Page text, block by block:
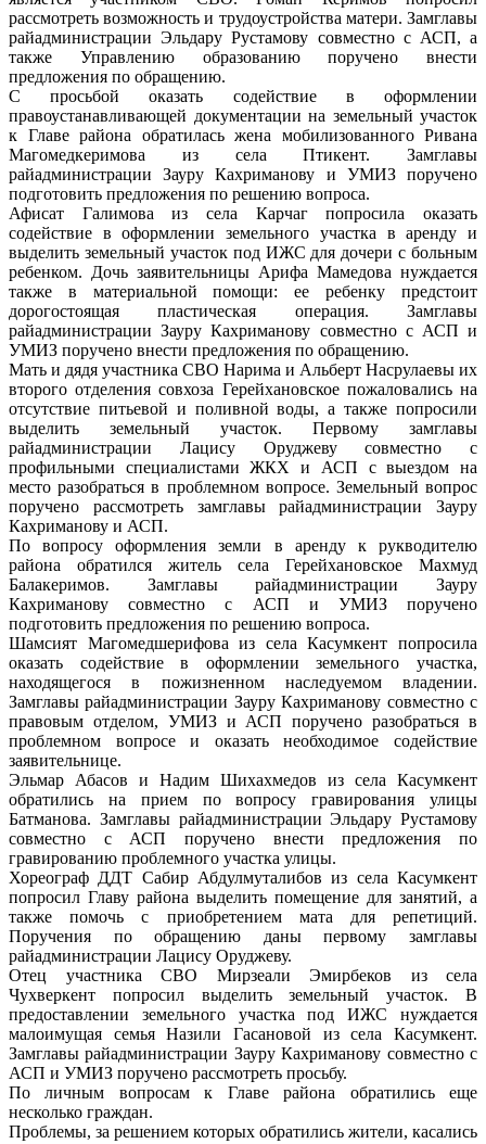
рассмотреть возможность и трудоустройства матери. Замглавы
райадминистрации Эльдару Рустамову совместно с АСП, а
также Управлению образованию поручено внести
предложения по обращению.
С просьбой оказать содействие в оформлении
правоустанавливающей документации на земельный участок
к Главе района обратилась жена мобилизованного Ривана
Магомедкеримова из села Птикент. Замглавы
райадминистрации Зауру Кахриманову и УМИЗ поручено
подготовить предложения по решению вопроса.
Афисат Галимова из села Карчаг попросила оказать
содействие в оформлении земельного участка в аренду и
выделить земельный участок под ИЖС для дочери с больным
ребенком. Дочь заявительницы Арифа Мамедова нуждается
также в материальной помощи: ее ребенку предстоит
дорогостоящая пластическая операция. Замглавы
райадминистрации Зауру Кахриманову совместно с АСП и
УМИЗ поручено внести предложения по обращению.
Мать и дядя участника СВО Нарима и Альберт Насрулаевы их
второго отделения совхоза Герейхановское пожаловались на
отсутствие питьевой и поливной воды, а также попросили
выделить земельный участок. Первому замглавы
райадминистрации Лацису Оруджеву совместно с
профильными специалистами ЖКХ и АСП с выездом на
место разобраться в проблемном вопросе. Земельный вопрос
поручено рассмотреть замглавы райадминистрации Зауру
Кахриманову и АСП.
По вопросу оформления земли в аренду к рукводителю
района обратился житель села Герейхановское Махмуд
Балакеримов. Замглавы райадминистрации Зауру
Кахриманову совместно с АСП и УМИЗ поручено
подготовить предложения по решению вопроса.
Шамсият Магомедшерифова из села Касумкент попросила
оказать содействие в оформлении земельного участка,
находящегося в пожизненном наследуемом владении.
Замглавы райадминистрации Зауру Кахриманову совместно с
правовым отделом, УМИЗ и АСП поручено разобраться в
проблемном вопросе и оказать необходимое содействие
заявительнице.
Эльмар Абасов и Надим Шихахмедов из села Касумкент
обратились на прием по вопросу гравирования улицы
Батманова. Замглавы райадминистрации Эльдару Рустамову
совместно с АСП поручено внести предложения по
гравированию проблемного участка улицы.
Хореограф ДДТ Сабир Абдулмуталибов из села Касумкент
попросил Главу района выделить помещение для занятий, а
также помочь с приобретением мата для репетиций.
Поручения по обращению даны первому замглавы
райадминистрации Лацису Оруджеву.
Отец участника СВО Мирзеали Эмирбеков из села
Чухверкент попросил выделить земельный участок. В
предоставлении земельного участка под ИЖС нуждается
малоимущая семья Назили Гасановой из села Касумкент.
Замглавы райадминистрации Зауру Кахриманову совместно с
АСП и УМИЗ поручено рассмотреть просьбу.
По личным вопросам к Главе района обратились еще
несколько граждан.
Проблемы, за решением которых обратились жители, касались